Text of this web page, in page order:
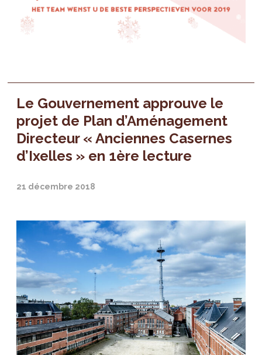
Le Gouvernement approuve le
projet de Plan d’Aménagement
Directeur « Anciennes Casernes
d’Ixelles » en 1ère lecture
21 décembre 2018